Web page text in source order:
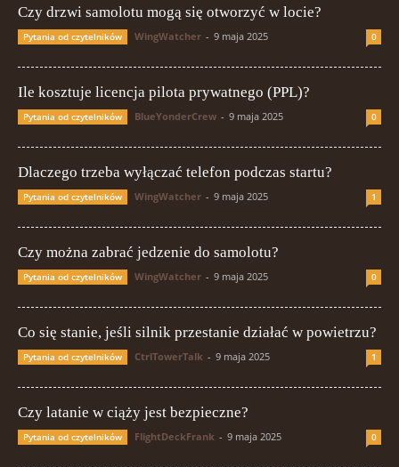
Czy drzwi samolotu mogą się otworzyć w locie?
Pytania od czytelników WingWatcher - 9 maja 2025 0
Ile kosztuje licencja pilota prywatnego (PPL)?
Pytania od czytelników BlueYonderCrew - 9 maja 2025 0
Dlaczego trzeba wyłączać telefon podczas startu?
Pytania od czytelników WingWatcher - 9 maja 2025 1
Czy można zabrać jedzenie do samolotu?
Pytania od czytelników WingWatcher - 9 maja 2025 0
Co się stanie, jeśli silnik przestanie działać w powietrzu?
Pytania od czytelników CtrlTowerTalk - 9 maja 2025 1
Czy latanie w ciąży jest bezpieczne?
Pytania od czytelników FlightDeckFrank - 9 maja 2025 0